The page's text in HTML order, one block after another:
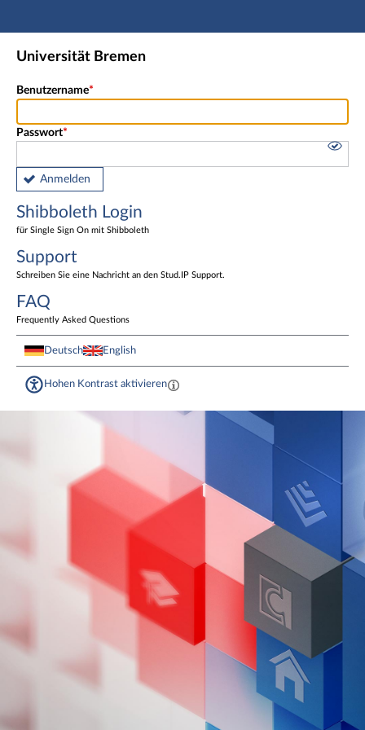
Hauptnavigation
Shibboleth Login
Universität Bremen
Benutzername
Passwort
Anmelden
Shibboleth Login
für Single Sign On mit Shibboleth
Support
Schreiben Sie eine Nachricht an den Stud.IP Support.
FAQ
Frequently Asked Questions
Deutsch English
Hohen Kontrast aktivieren